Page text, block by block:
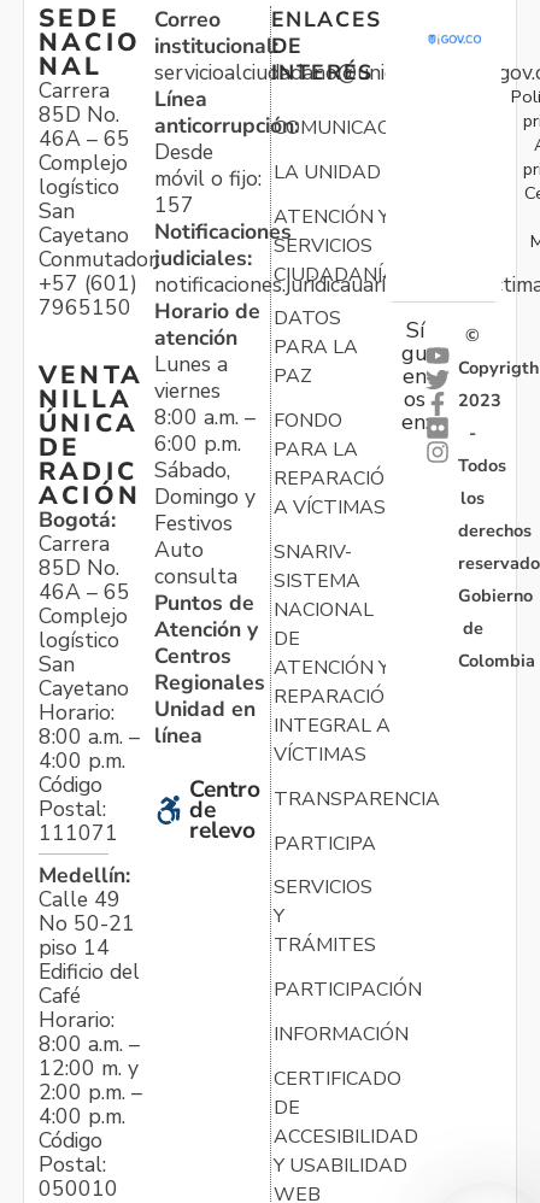
SEDE
NACIO
NAL
Carrera
85D No.
46A – 65
Complejo
logístico
San
Cayetano
Conmutador:
+57 (601)
7965150
VENTA
NILLA
ÚNICA
DE
RADIC
ACIÓN
Bogotá:
Carrera
85D No.
46A – 65
Complejo
logístico
San
Cayetano
Horario:
8:00 a.m. –
4:00 p.m.
Código
Postal:
111071
Medellín:
Calle 49
No 50-21
piso 14
Edificio del
Café
Horario:
8:00 a.m. –
12:00 m. y
2:00 p.m. –
4:00 p.m.
Código
Postal:
050010
Correo
institucional:
Línea
anticorrupción:
Desde
móvil o fijo:
157
Notificaciones
judiciales:
Horario de
atención
Lunes a
viernes
8:00 a.m. –
6:00 p.m.
Sábado,
Domingo y
Festivos
Auto
consulta
Puntos de
Atención y
Centros
Regionales
Unidad en
línea
Centro
de
relevo
ENLACES
DE
INTERÉS
COMUNICACIONES
LA UNIDAD
ATENCIÓN Y
SERVICIOS
CIUDADANÍA
DATOS
PARA LA
PAZ
FONDO
PARA LA
REPARACIÓN
A VÍCTIMAS
SNARIV-
SISTEMA
NACIONAL
DE
ATENCIÓN Y
REPARACIÓN
INTEGRAL A
VÍCTIMAS
TRANSPARENCIA
PARTICIPA
SERVICIOS
Y
TRÁMITES
PARTICIPACIÓN
INFORMACIÓN
CERTIFICADO
DE
ACCESIBILIDAD
Y USABILIDAD
WEB
Sí
gu
en
os
en:
©
Copyrigth
2023
-
Todos
los
derechos
Gobierno
de
Colombia